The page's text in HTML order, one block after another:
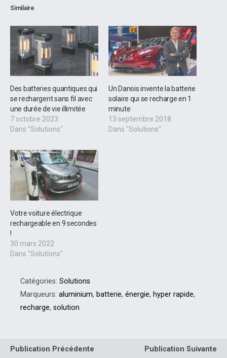
Similaire
Des batteries quantiques qui
se rechargent sans fil avec
une durée de vie illimitée
7 octobre 2023
Dans "Solutions"
Un Danois invente la batterie
solaire qui se recharge en 1
minute
13 septembre 2018
Dans "Solutions"
Votre voiture électrique
rechargeable en 9 secondes
!
30 mars 2022
Dans "Solutions"
Catégories: Solutions
Marqueurs: aluminium, batterie, énergie, hyper rapide,
recharge, solution
Publication Précédente
Publication Suivante